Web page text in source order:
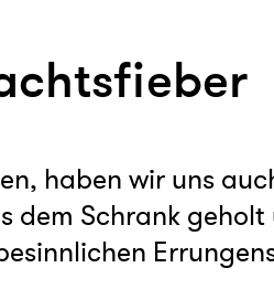
haben wir uns
dem Schrank